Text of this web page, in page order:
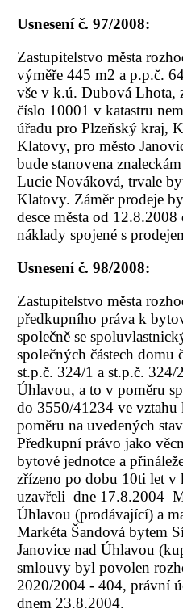
Usnesení č. 97/2008:
Zastupitelstvo města
výměře 445 m2 a p.p.č.
vše v k.ú. Dubová Lhota,
číslo 10001 v katastru
úřadu pro Plzeňský kraj,
Klatovy, pro město
bude stanovena
Lucie Nováková, trvale
Klatovy. Záměr prodeje
desce města od
náklady spojené s
Usnesení č. 98/2008:
Zastupitelstvo města
předkupního práva k
společně se
společných částech domu
st.p.č. 324/1 a st.p.č.
Úhlavou, a to v poměru
do 3550/41234 ve vztahu
poměru na uvedených
Předkupní právo jako
bytové jednotce a
zřízeno po dobu 10ti let v
uzavřeli dne 17.8.2004
Úhlavou (prodávající) a
Markéta Šandová bytem
Janovice nad Úhlavou
smlouvy byl povolen
2020/2004 - 404, právní
dnem 23.8.2004.